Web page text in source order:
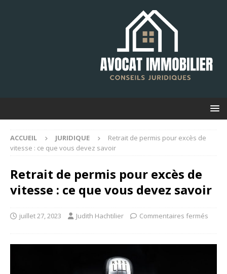
ACCUEIL JURIDIQUE
Retrait de permis pour excès de
vitesse : ce que vous devez savoir
Retrait de permis pour excès de
vitesse : ce que vous devez savoir
juillet 27, 2023 Judith Hachtilier Commentaires fermés